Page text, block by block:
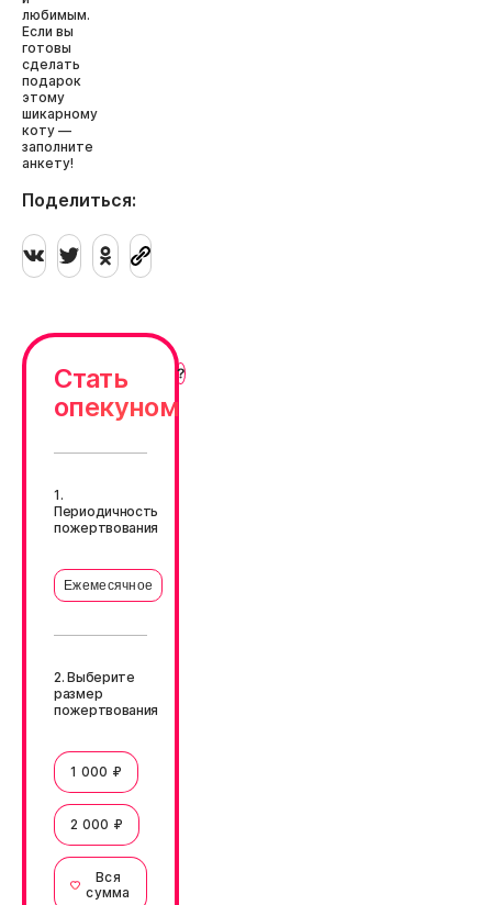
любимым.
Если вы
готовы
сделать
подарок
этому
шикарному
коту —
заполните
анкету!
Поделиться:
Стать
опекуном
1.
Периодичность
пожертвования
Ежемесячное
2. Выберите
размер
пожертвования
1 000 ₽
2 000 ₽
Вся
сумма